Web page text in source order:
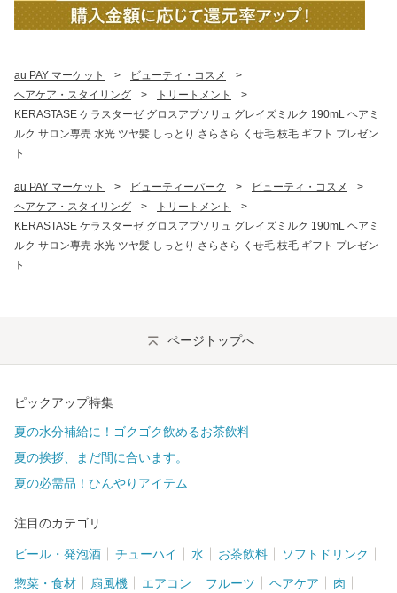
au PAY マーケット > ビューティ・コスメ
>
ヘアケア・スタイリング
> トリートメント
>
KERASTASE ケラスターゼ グロスアブソリュ グレイズミルク 190mL ヘアミ
ルク サロン専売 水光 ツヤ髪 しっとり さらさら くせ毛 枝毛 ギフト プレゼン
ト
au PAY マーケット > ビューティーパーク > ビューティ・コスメ
>
ヘアケア・スタイリング
> トリートメント
>
KERASTASE ケラスターゼ グロスアブソリュ グレイズミルク 190mL ヘアミ
ルク サロン専売 水光 ツヤ髪 しっとり さらさら くせ毛 枝毛 ギフト プレゼン
ト
ページトップへ
ピックアップ特集
夏の水分補給に！ゴクゴク飲めるお茶飲料
夏の挨拶、まだ間に合います。
夏の必需品！ひんやりアイテム
注目のカテゴリ
ビール・発泡酒 チューハイ 水 お茶飲料 ソフトドリンク
惣菜・食材 扇風機 エアコン フルーツ ヘアケア 肉